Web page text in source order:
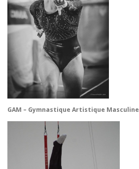
GAM – Gymnastique Artistique Masculine